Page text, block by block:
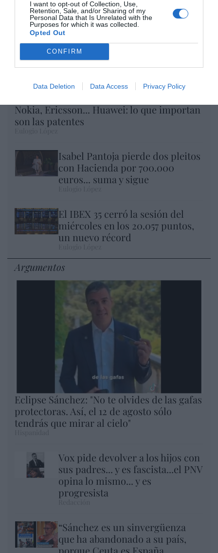
I want to opt-out of Collection, Use,
Retention, Sale, and/or Sharing of my
Personal Data that Is Unrelated with the
Purposes for which it was collected.
Opted Out
CONFIRM
Data Deletion Data Access Privacy Policy
Nokia, Ericsson... Huawei: lo que importan
son las patentes
Isabel Pantoja pierde dos pleitos
con Hacienda por 700.000
euros... suma y sigue
El IBEX 35 cerró la sesión del
miércoles en los 20.057 puntos,
un nuevo récord
Argumentos
Eclipse Sánchez: "No te olvides de las gafas
protectoras. Así, el 12 de agosto sólo
tendrás que mirar al cielo"
Vox pide devolver a los hijos con
sus padres... y es fascista...el PNV
opina lo mismo... y es
progresista
“Sánchez es un sinvergüenza
que ha abandonado a su país,